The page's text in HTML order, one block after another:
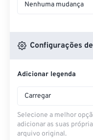
Nenhuma mudança
Configurações
Adicionar legenda
Carregar
Selecione a melhor
adicionar as suas
arquivo original.